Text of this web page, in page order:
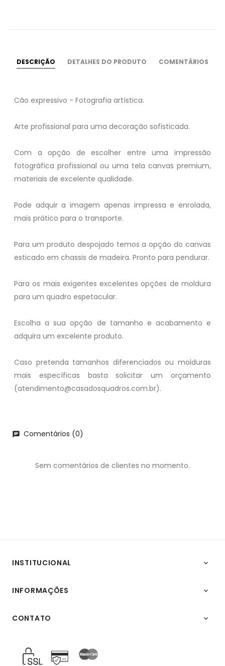
DESCRIÇÃO DETALHES DO PRODUTO COMENTÁRIOS
Cão expressivo - Fotografia artística.
Arte profissional para uma decoração sofisticada.
Com a opção de escolher entre uma impressão
fotográfica profissional ou uma tela canvas premium,
materiais de excelente qualidade.
Pode adquir a imagem apenas impressa e enrolada,
mais prático para o transporte.
Para um produto despojado temos a opção do canvas
esticado em chassis de madeira. Pronto para pendurar.
Para os mais exigentes excelentes opções de moldura
para um quadro espetacular.
Escolha a sua opção de tamanho e acabamento e
adquira um excelente produto.
Caso pretenda tamanhos diferenciados ou molduras
mais específicas basta solicitar um orçamento
(atendimento@casadosquadros.com.br).
chat Comentários (0)
Sem comentários de clientes no momento.
INSTITUCIONAL 
INFORMAÇÕES 
CONTATO 